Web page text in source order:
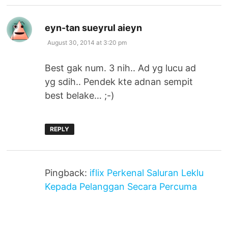
eyn-tan sueyrul aieyn
August 30, 2014 at 3:20 pm
Best gak num. 3 nih.. Ad yg lucu ad
yg sdih.. Pendek kte adnan sempit
best belake… ;-)
REPLY
Pingback: iflix Perkenal Saluran Leklu
Kepada Pelanggan Secara Percuma